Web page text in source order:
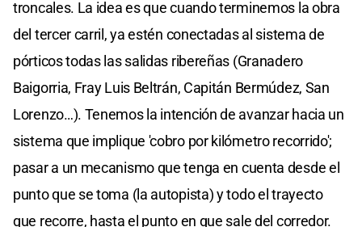
troncales. La idea es que cuando terminemos la obra
del tercer carril, ya estén conectadas al sistema de
pórticos todas las salidas ribereñas (Granadero
Baigorria, Fray Luis Beltrán, Capitán Bermúdez, San
Lorenzo…). Tenemos la intención de avanzar hacia un
sistema que implique 'cobro por kilómetro recorrido';
pasar a un mecanismo que tenga en cuenta desde el
punto que se toma (la autopista) y todo el trayecto
que recorre, hasta el punto en que sale del corredor.